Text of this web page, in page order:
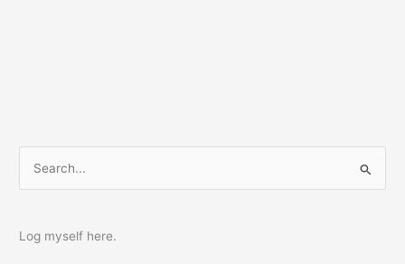
rLog myself here.